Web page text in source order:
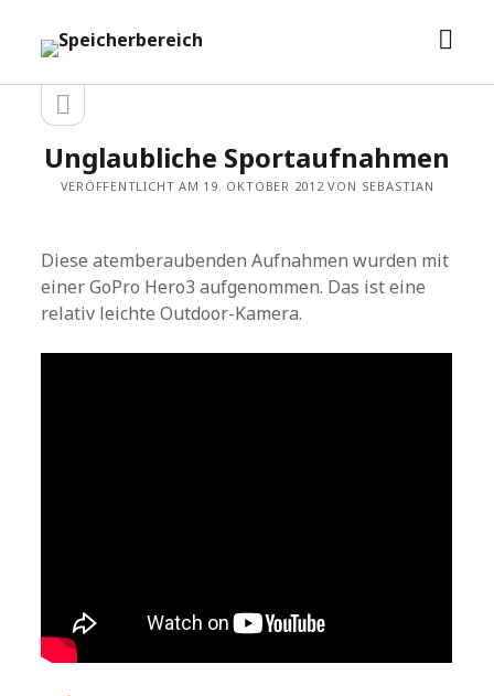
Speicherbereich
Seitenleiste
Seitenleiste
öffnen
Unglaubliche Sportaufnahmen
VERÖFFENTLICHT AM 19. OKTOBER 2012 VON SEBASTIAN
Diese atemberaubenden Aufnahmen wurden mit
einer GoPro Hero3 aufgenommen. Das ist eine
relativ leichte Outdoor-Kamera.